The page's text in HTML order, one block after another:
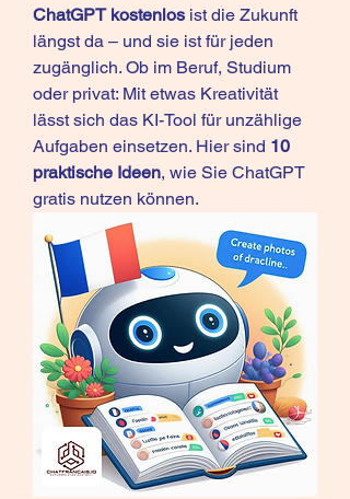
ChatGPT kostenlos ist die Zukunft
längst da – und sie ist für jeden
zugänglich. Ob im Beruf, Studium
oder privat: Mit etwas Kreativität
lässt sich das KI-Tool für unzählige
Aufgaben einsetzen. Hier sind 10
praktische Ideen, wie Sie ChatGPT
gratis nutzen können.